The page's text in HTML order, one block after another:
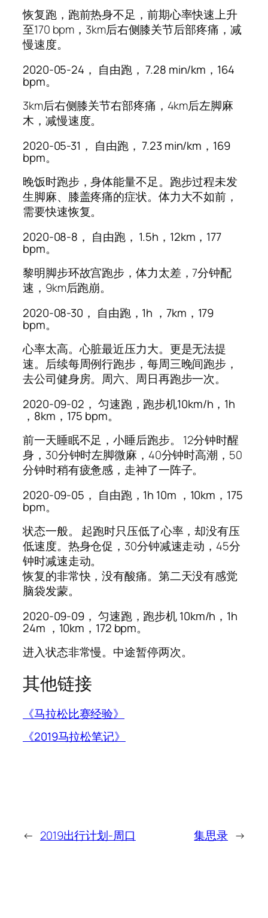
恢复跑，跑前热身不足，前期心率快速上升
至170 bpm，3km后右侧膝关节后部疼痛，减
慢速度。
2020-05-24， 自由跑， 7.28 min/km，164
bpm。
3km后右侧膝关节右部疼痛，4km后左脚麻
木，减慢速度。
2020-05-31， 自由跑， 7.23 min/km，169
bpm。
晚饭时跑步，身体能量不足。跑步过程未发
生脚麻、膝盖疼痛的症状。体力大不如前，
需要快速恢复。
2020-08-8， 自由跑， 1.5h，12km，177
bpm。
黎明脚步环故宫跑步，体力太差，7分钟配
速，9km后跑崩。
2020-08-30， 自由跑，1h ，7km，179
bpm。
心率太高。心脏最近压力大。更是无法提
速。后续每周例行跑步，每周三晚间跑步，
去公司健身房。周六、周日再跑步一次。
2020-09-02， 匀速跑，跑步机10km/h，1h
，8km，175 bpm。
前一天睡眠不足，小睡后跑步。 12分钟时醒
身，30分钟时左脚微麻，40分钟时高潮，50
分钟时稍有疲惫感，走神了一阵子。
2020-09-05， 自由跑，1h 10m ，10km，175
bpm。
状态一般。 起跑时只压低了心率，却没有压
低速度。热身仓促，30分钟减速走动，45分
钟时减速走动。
恢复的非常快，没有酸痛。第二天没有感觉
脑袋发蒙。
2020-09-09， 匀速跑，跑步机 10km/h，1h
24m ，10km，172 bpm。
进入状态非常慢。中途暂停两次。
其他链接
《马拉松比赛经验》
《2019马拉松笔记》
← 2019出行计划-周口 集思录 →